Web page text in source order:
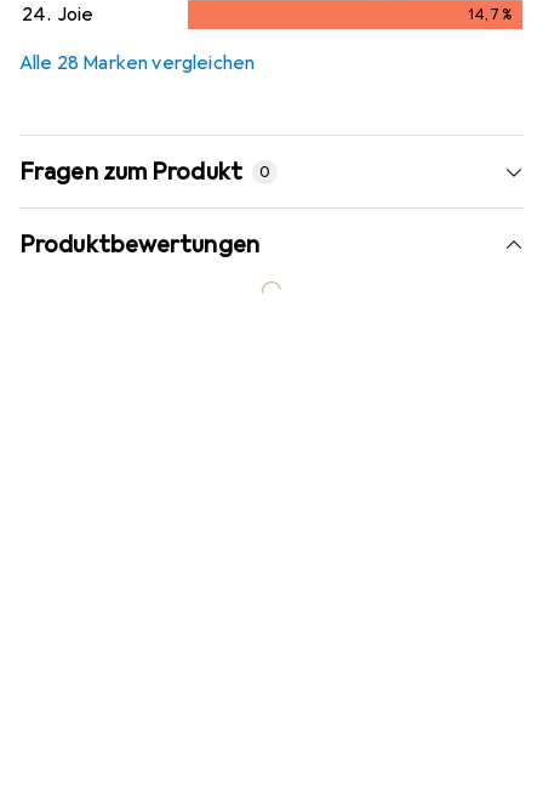
24. Joie 14,7%
Alle 28 Marken vergleichen
Fragen zum Produkt 0
Produktbewertungen